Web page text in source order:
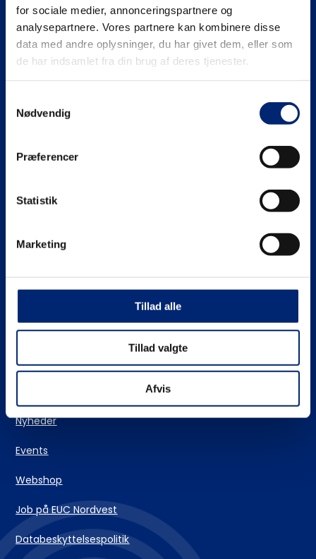
for sociale medier, annonceringspartnere og
analysepartnere. Vores partnere kan kombinere disse
data med andre oplysninger, du har givet dem, eller som
de har indsamlet fra din brug af deres tjenester.
Nødvendig
Præferencer
Statistik
Marketing
Tillad alle
Tillad valgte
Afvis
Gymnasiale uddannelser (HHX | HTX)
HTX
Erhvervsuddannelser (EUD | EUX)
Teknisk
Maritime uddannelser
Kursuscentret.nu
EUC Nordvests skolehjem
Login og IT-support
Kontakt
Nyheder
Events
Webshop
Job på EUC Nordvest
Databeskyttelsespolitik